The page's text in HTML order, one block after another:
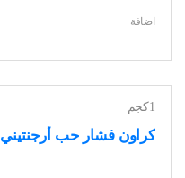
اضافة
1كجم
كراون فشار حب أرجنتيني 1كجم